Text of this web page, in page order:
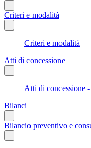
Criteri e modalità
Criteri e modalità
Atti di concessione
Atti di concessione
Bilanci
Bilancio preventivo e